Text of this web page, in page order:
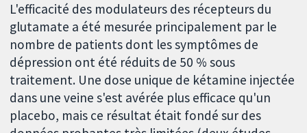
L'efficacité des modulateurs des récepteurs du
glutamate a été mesurée principalement par le
nombre de patients dont les symptômes de
dépression ont été réduits de 50 % sous
traitement. Une dose unique de kétamine injectée
dans une veine s'est avérée plus efficace qu'un
placebo, mais ce résultat était fondé sur des